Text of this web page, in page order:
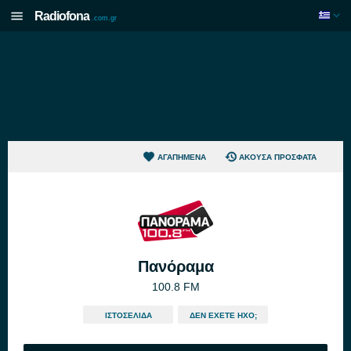
Radiofona .com.gr
ΑΓΑΠΗΜΈΝΑ ΆΚΟΥΣΑ ΠΡΌΣΦΑΤΑ
Πανόραμα
100.8 FM
ΙΣΤΟΣΕΛΊΔΑ ΔΕΝ ΈΧΕΤΕ ΉΧΟ;